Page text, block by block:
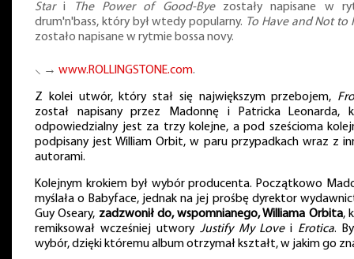
Stari The Power of Good-Byezostały napisane w
drum'n'bass, który był wtedy popularny. To Have and Not to
zostało napisane w rytmie bossa novy.
⸜ → www.ROLLINGSTONE.com.
Z kolei utwór, który stał się największym przebojem,
został napisany przez Madonnę i Patricka Leonarda,
odpowiedzialny jest za trzy kolejne, a pod sześcioma
podpisany jest William Orbit, w paru przypadkach wraz z
autorami.
Kolejnym krokiem był wybór producenta. Początkowo
myślała o Babyface, jednak na jej prośbę dyrektor
Guy Oseary, zadzwonił do, wspomnianego, Williama Orbita,
remiksował wcześniej utwory Justify My Lovei Erotica.
wybór, dzięki któremu album otrzymał kształt, w jakim go